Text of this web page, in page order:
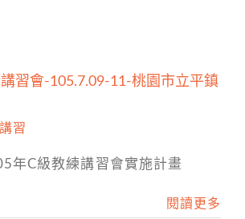
習會-105.7.09-11-桃園市立平鎮
講習
年C級教練講習會實施計畫
閱讀更多